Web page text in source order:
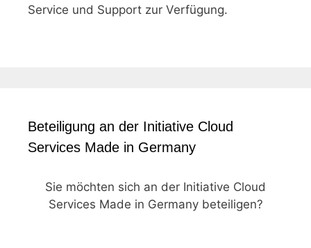
Service und Support zur Verfügung.
Beteiligung an der Initiative Cloud
Services Made in Germany
Sie möchten sich an der Initiative Cloud
Services Made in Germany beteiligen?